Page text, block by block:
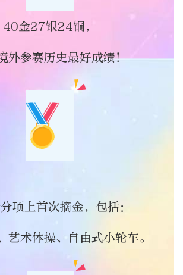
40金27银24铜，
外参赛历史最好成绩！
项上首次摘金，包括：
艺术体操、自由式小轮车。